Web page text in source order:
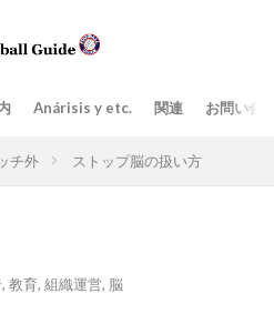
Anárisis y etc. 関連 お問い合
チ外 ストップ脳の扱い方
, 教育, 組織運営, 脳
現場
ペネトレーション
て見えてくるもの
学び
ョンと適切なタイミングの前進
の3-5-2
最新の３-５-２